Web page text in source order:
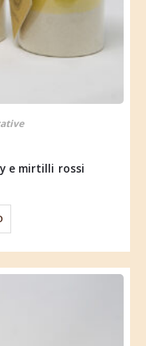
e mirtilli rossi